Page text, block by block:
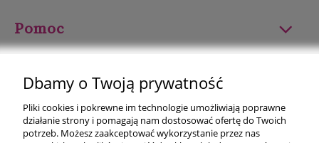
Pomoc
Płatności i dostawa
Informacje
Dbamy o Twoją prywatność
Pliki cookies i pokrewne im technologie umożliwiają poprawne
działanie strony i pomagają nam dostosować ofertę do Twoich
potrzeb. Możesz zaakceptować wykorzystanie przez nas